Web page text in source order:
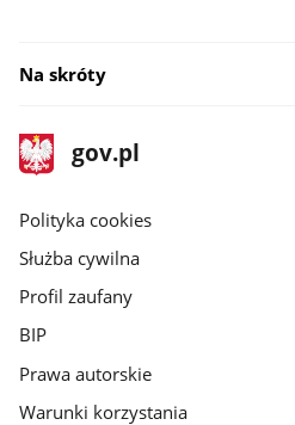
Na skróty
stopka
gov.pl
Strona
gov.pl
gov.pl
Polityka cookies
Służba cywilna
Profil zaufany
BIP
Prawa autorskie
Warunki korzystania